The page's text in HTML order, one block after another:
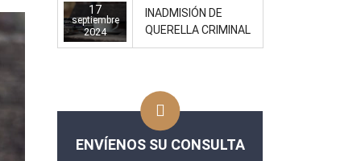
17
septiembre
2024
INADMISIÓN DE
QUERELLA CRIMINAL
ENVÍENOS SU CONSULTA